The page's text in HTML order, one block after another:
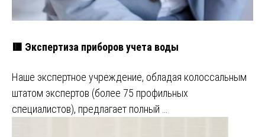
🟥 Экспертиза приборов учета воды
Наше экспертное учреждение, обладая колоссальным
штатом экспертов (более 75 профильных
специалистов), предлагает полный …